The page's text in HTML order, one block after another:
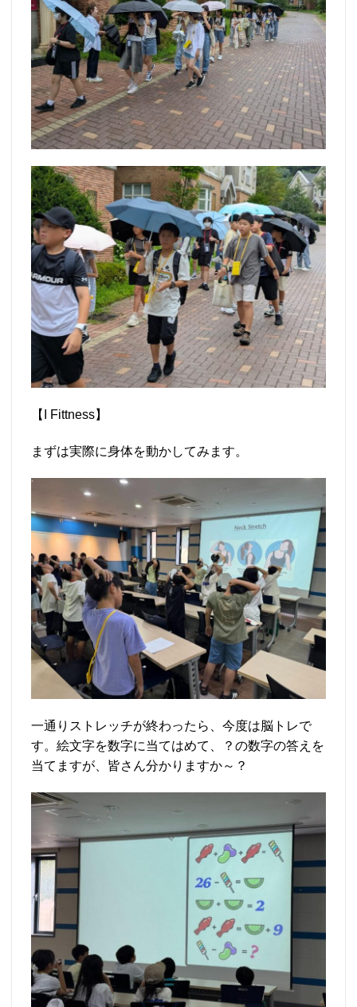
【I Fittness】
まずは実際に身体を動かしてみます。
一通りストレッチが終わったら、今度は脳トレで
す。絵文字を数字に当てはめて、？の数字の答えを
当てますが、皆さん分かりますか～？